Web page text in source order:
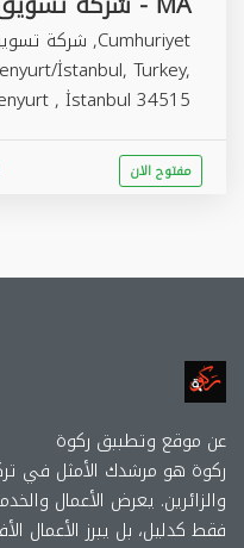
İstanbul, Turkey,
, İstanbul 34515
مفتوح الان
عن موقع وتطببق ركوة
ركوة هو مرشدك الأمثل في
والزائرين. يعرض الأعمال
فقط كدليل، بل يبرز الأعمال